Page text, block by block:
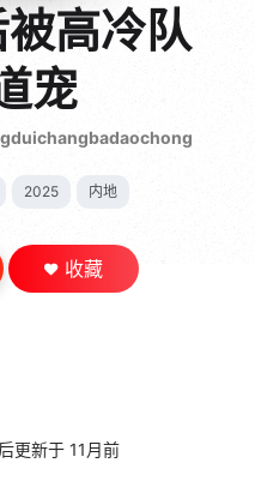
高冷队
宠
2025 内地
收藏
更新于 11月前